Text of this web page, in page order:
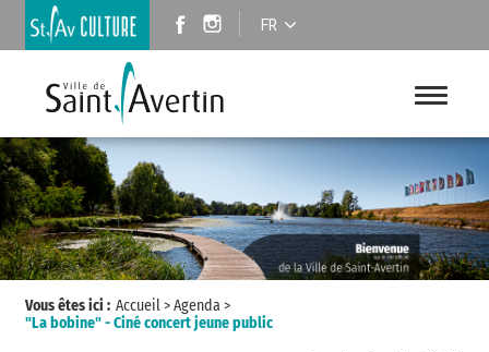
FR
Vous êtes ici : Accueil>Agenda>
"La bobine" - Ciné concert jeune public